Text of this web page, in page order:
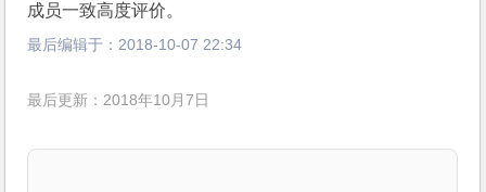
成员一致高度评价。
最后编辑于： 2018-10-07 22:34
最后更新：2018年10月7日